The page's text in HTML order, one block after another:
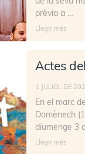
prèvia a …
Llegir més
Actes
1 JULIOL DE
En el marc
Domènech
diumenge 3
Llegir més